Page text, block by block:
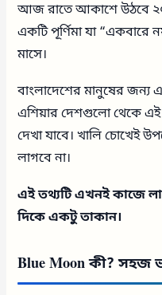
আজ রাতে আকাশে উঠবে
একটি পূর্ণিমা যা “একবারে
মাসে।
বাংলাদেশের মানুষের জন্য
এশিয়ার দেশগুলো থেকে এই
দেখা যাবে। খালি চোখেই
লাগবে না।
এই তথ্যটি এখনই কাজে
দিকে একটু তাকান।
Blue Moon কী? সহজ